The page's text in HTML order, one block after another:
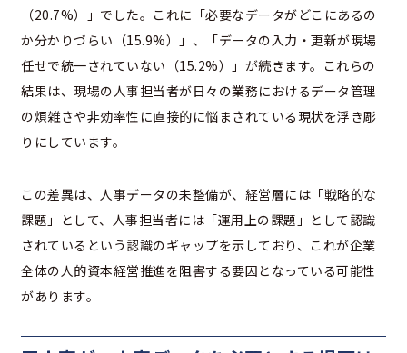
（20.7%）」でした。これに「必要なデータがどこにあるの
か分かりづらい（15.9%）」、「データの入力・更新が現場
任せで統一されていない（15.2%）」が続きます。これらの
結果は、現場の人事担当者が日々の業務におけるデータ管理
の煩雑さや非効率性に直接的に悩まされている現状を浮き彫
りにしています。
この差異は、人事データの未整備が、経営層には「戦略的な
課題」として、人事担当者には「運用上の課題」として認識
されているという認識のギャップを示しており、これが企業
全体の人的資本経営推進を阻害する要因となっている可能性
があります。